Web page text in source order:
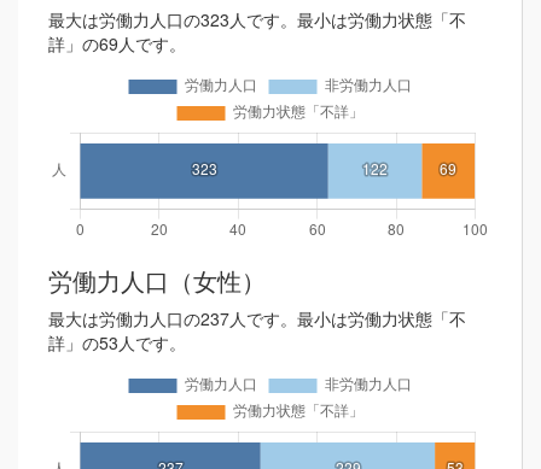
最大は労働力人口の323人です。最小は労働力状態「不
詳」の69人です。
労働力人口（女性）
最大は労働力人口の237人です。最小は労働力状態「不
詳」の53人です。